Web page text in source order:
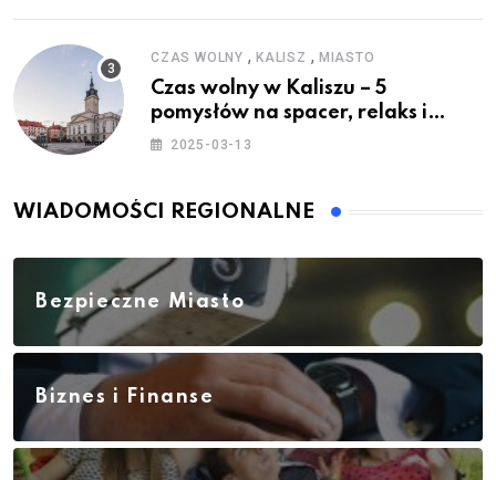
CZAS WOLNY , KALISZ , MIASTO
Czas wolny w Kaliszu – 5
pomysłów na spacer, relaks i
rodzinne atrakcje
2025-03-13
WIADOMOŚCI REGIONALNE
Bezpieczne Miasto
Biznes i Finanse